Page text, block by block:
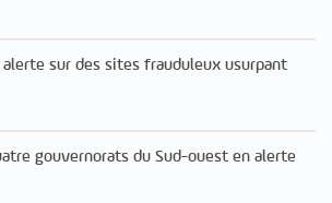
alerte sur des sites frauduleux usurpant
gouvernorats du Sud-ouest en alerte